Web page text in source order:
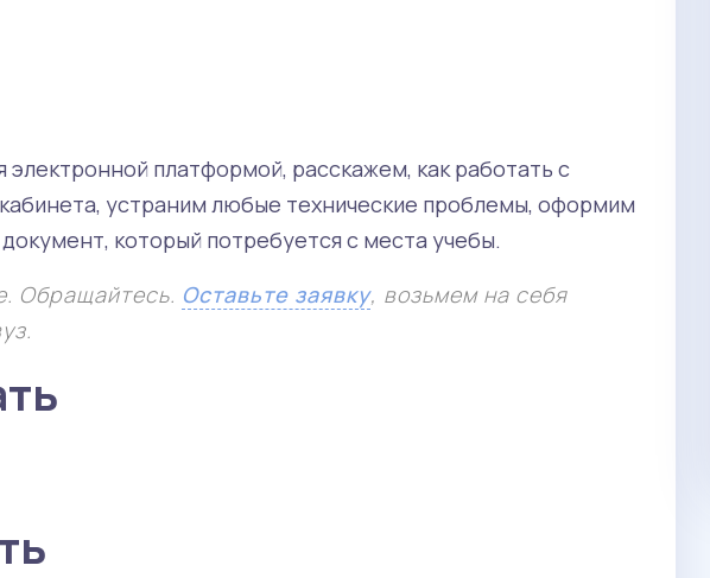
электронной платформой, расскажем, как работать с
устраним любые технические проблемы, оформим
который потребуется с места учебы.
Обращайтесь. Оставьте заявку, возьмем на себя